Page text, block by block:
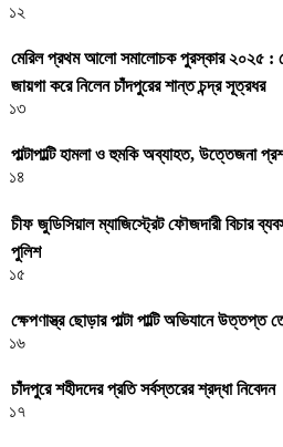
১২
মেরিল প্রথম আলো সমালোচক পুরস্কার ২০২৫ :
জায়গা করে নিলেন চাঁদপুরের শান্ত চন্দ্র সূত্রধর
১৩
পাল্টাপাল্টি হামলা ও হুমকি অব্যাহত, উত্তেজনা
১৪
চীফ জুডিসিয়াল ম্যাজিস্ট্রেট ফৌজদারী বিচার
পুলিশ
১৫
ক্ষেপণাস্ত্র ছোড়ার পাল্টা পাল্টি অভিযানে
১৬
চাঁদপুরে শহীদদের প্রতি সর্বস্তরের শ্রদ্ধা নিবেদন
১৭